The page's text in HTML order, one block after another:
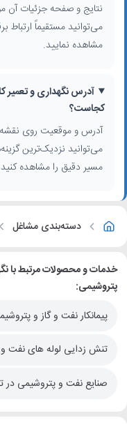
نتایج و صفحه جزئیات
می‌توانید مستقیماً ارتباط
مشاهده نمایید.
آدرس نگهداری و تعمیر
کجاست؟
آدرس و موقعیت روی
می‌توانید نزدیک‌ترین
مسیر دقیق را مشاهده
دسته‌بندی مشاغل
خدمات و محصولات مرتبط با
پتروشیمی:
پیمانکار نفت و گاز و
تنش زدایی لوله های نفت و
صنایع نفت و پتروشیمی در